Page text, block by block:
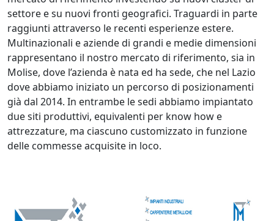
settore e su nuovi fronti geografici. Traguardi in parte
raggiunti attraverso le recenti esperienze estere.
Multinazionali e aziende di grandi e medie dimensioni
rappresentano il nostro mercato di riferimento, sia in
Molise, dove l’azienda è nata ed ha sede, che nel Lazio
dove abbiamo iniziato un percorso di posizionamenti
già dal 2014. In entrambe le sedi abbiamo impiantato
due siti produttivi, equivalenti per know how e
attrezzature, ma ciascuno customizzato in funzione
delle commesse acquisite in loco.